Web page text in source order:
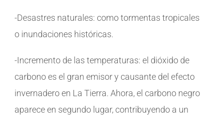
-Desastres naturales: como tormentas tropicales
o inundaciones históricas.
-Incremento de las temperaturas: el dióxido de
carbono es el gran emisor y causante del efecto
invernadero en La Tierra. Ahora, el carbono negro
aparece en segundo lugar, contribuyendo a un